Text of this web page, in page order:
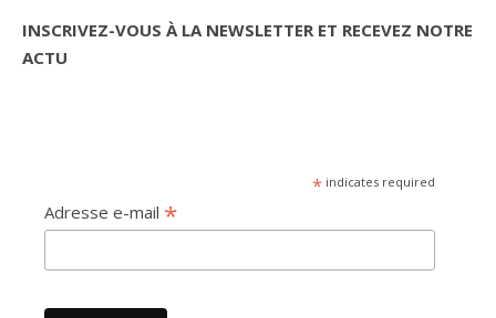
INSCRIVEZ-VOUS À LA NEWSLETTER ET RECEVEZ NOTRE
ACTU
* indicates required
Adresse e-mail *